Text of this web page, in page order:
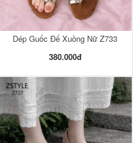
Dép Guốc Đế Xuồng Nữ Z733
380.000đ